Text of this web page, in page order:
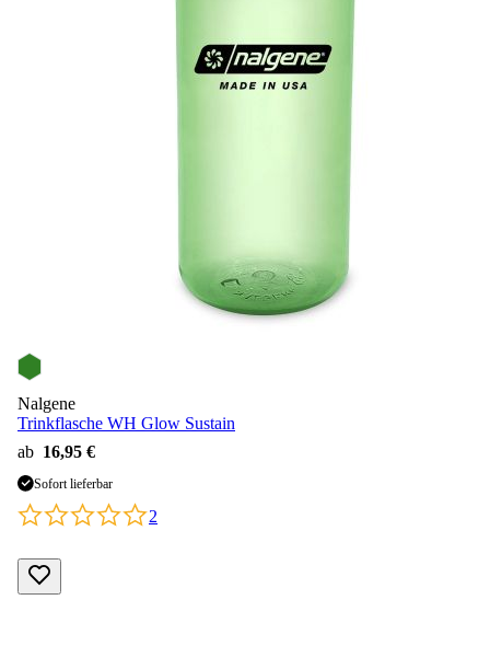
Nalgene
Trinkflasche WH Glow Sustain
ab 16,95 €
Sofort lieferbar
2